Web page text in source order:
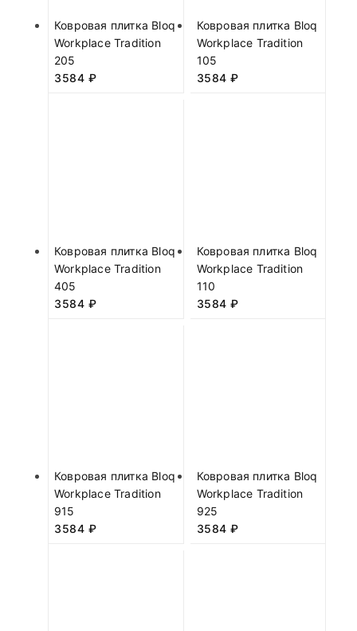
Ковровая плитка Bloq
Workplace Tradition
205
3584 ₽
Ковровая плитка Bloq
Workplace Tradition
105
3584 ₽
Ковровая плитка Bloq
Workplace Tradition
405
3584 ₽
Ковровая плитка Bloq
Workplace Tradition
110
3584 ₽
Ковровая плитка Bloq
Workplace Tradition
915
3584 ₽
Ковровая плитка Bloq
Workplace Tradition
925
3584 ₽